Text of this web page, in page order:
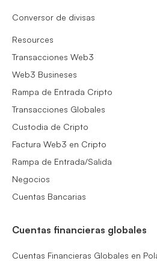
Conversor de divisas
Resources
Transacciones Web3
Web3 Busineses
Rampa de Entrada Cripto
Transacciones Globales
Custodia de Cripto
Factura Web3 en Cripto
Rampa de Entrada/Salida
Negocios
Cuentas Bancarias
Cuentas financieras globales
Cuentas Financieras Globales en